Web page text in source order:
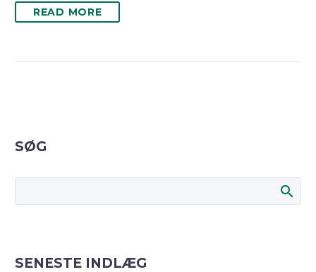
READ MORE
SØG
SENESTE INDLÆG